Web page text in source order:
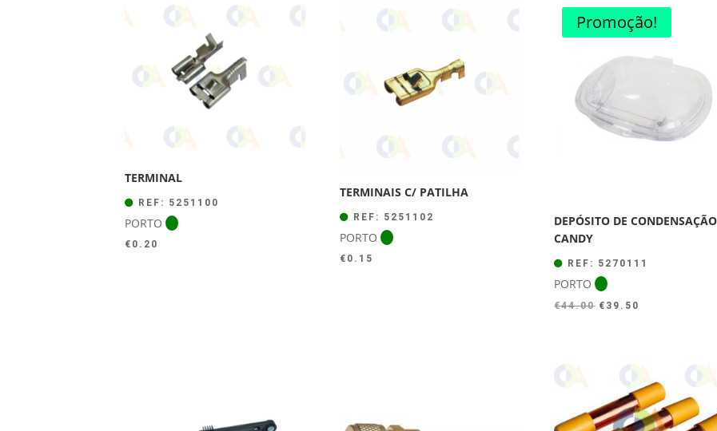
TERMINAL
REF: 5251100
PORTO
€ 0.20
TERMINAIS C/ PATILHA
REF: 5251102
PORTO
€ 0.15
Promoção!
DEPÓSITO DE CONDENSAÇÃO
CANDY
REF: 5270111
PORTO
€44.00 O
€44.00.
€ 39.50
é:
€39.50.